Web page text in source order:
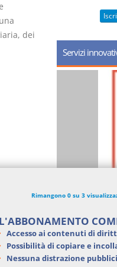
dei
Servizi
Rimangono 0 su 3
L'ABBONAMENTO
Accesso ai contenuti di
Possibilità di copiare e
Nessuna distrazione